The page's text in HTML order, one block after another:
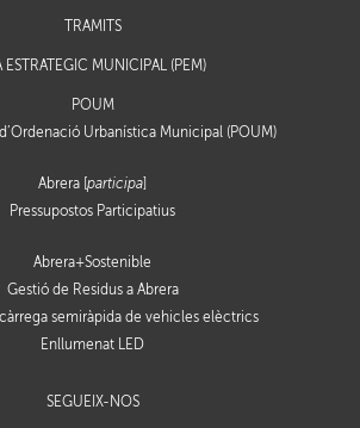
TRÀMITS
ESTRATÈGIC MUNICIPAL (PEM)
POUM
Urbanística Municipal (POUM)
Abrera [participa]
Pressupostos Participatius
Abrera+Sostenible
Gestió de Residus a Abrera
semiràpida de vehicles elèctrics
Enllumenat LED
SEGUEIX-NOS